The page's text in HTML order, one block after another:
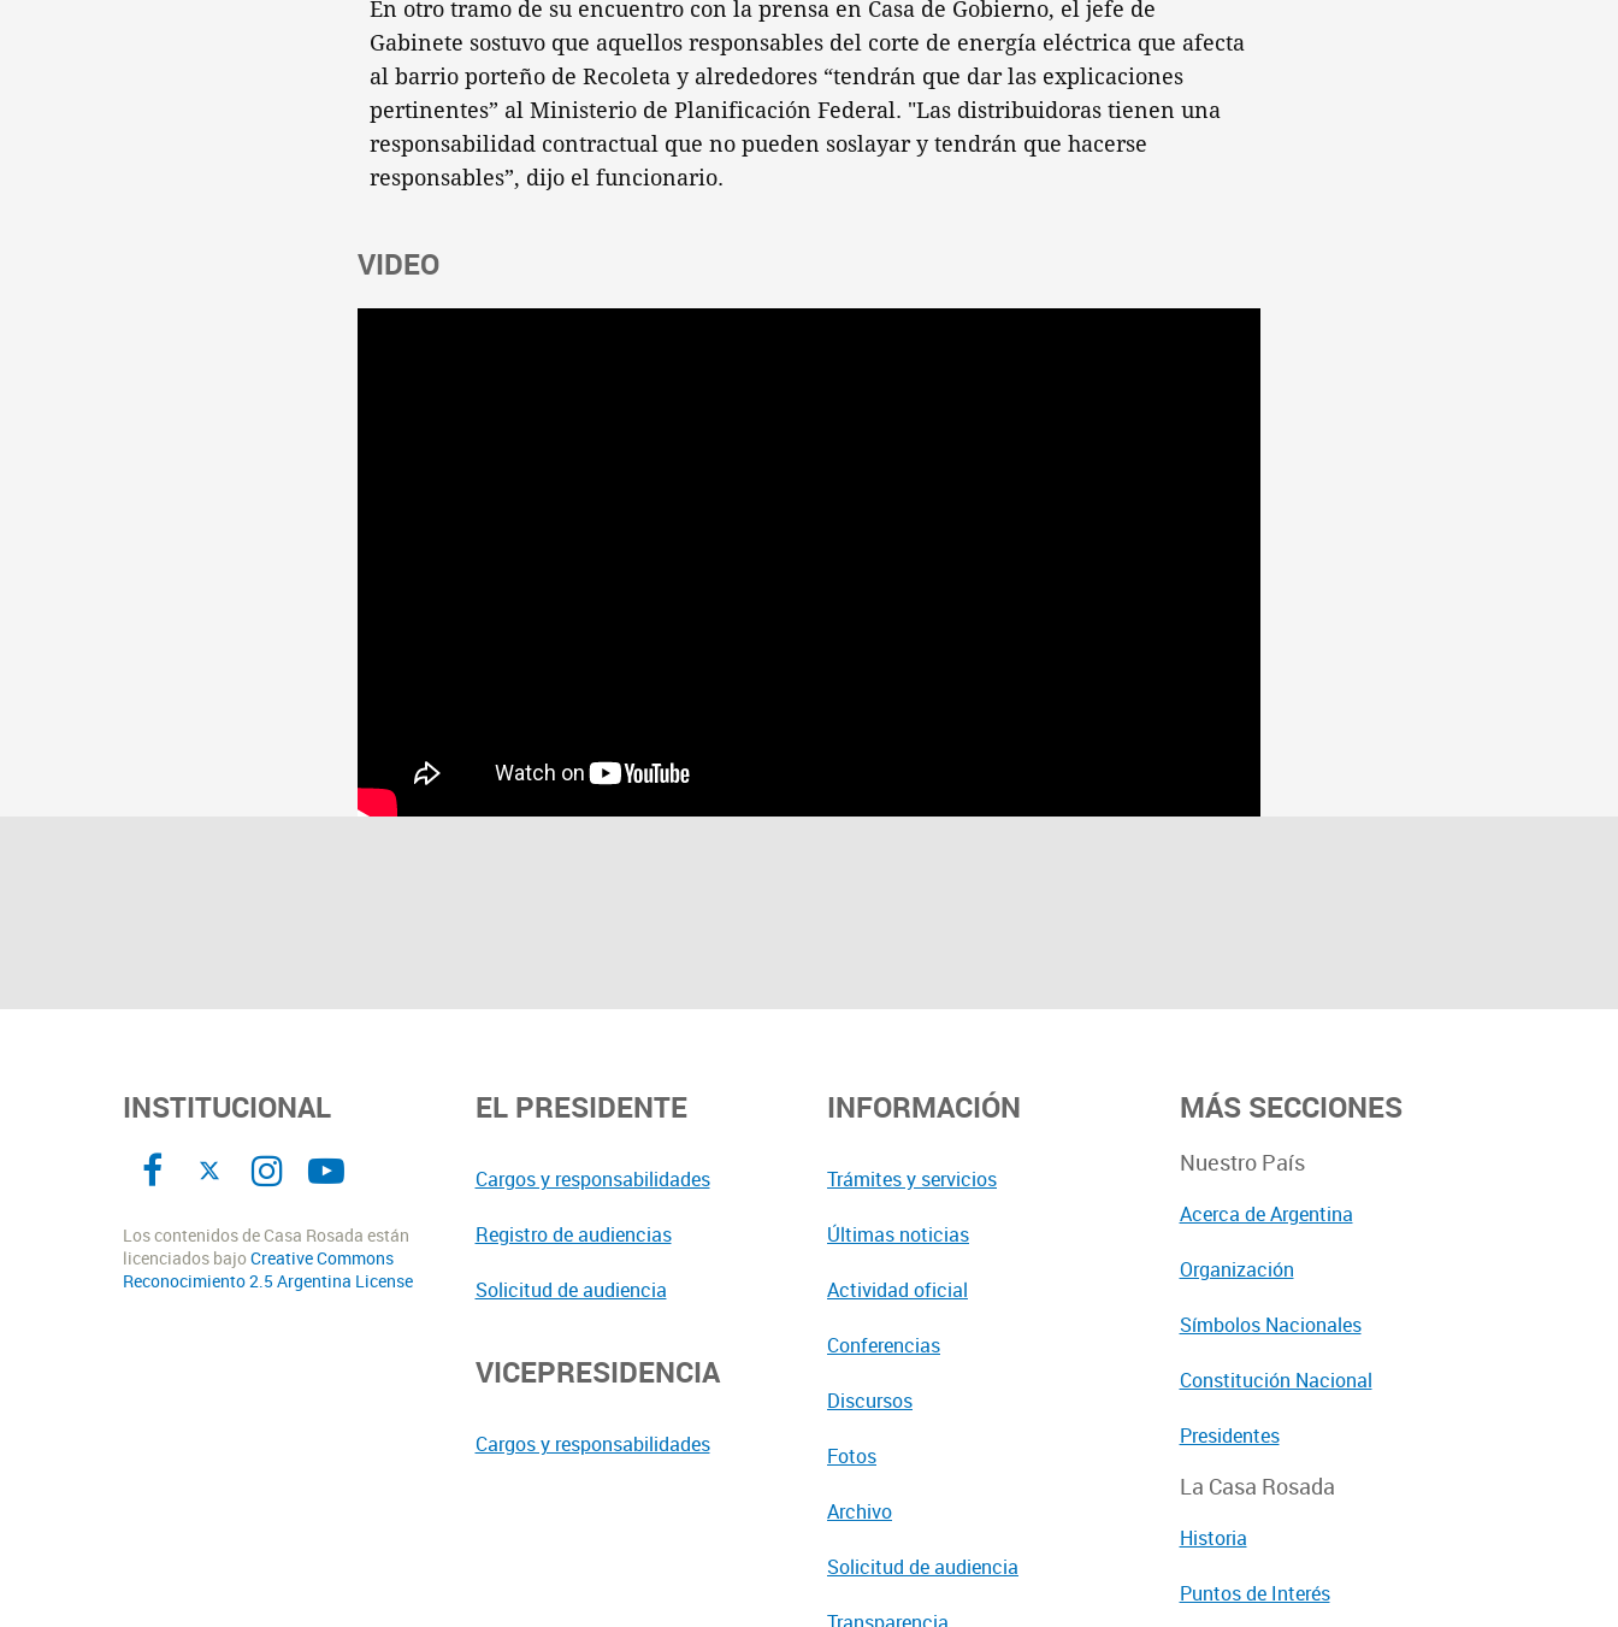
En otro tramo de su encuentro con la prensa en Casa de Gobierno, el jefe de
Gabinete sostuvo que aquellos responsables del corte de energía eléctrica que afecta
al barrio porteño de Recoleta y alrededores “tendrán que dar las explicaciones
pertinentes” al Ministerio de Planificación Federal. "Las distribuidoras tienen una
responsabilidad contractual que no pueden soslayar y tendrán que hacerse
responsables”, dijo el funcionario.
VIDEO
INSTITUCIONAL
Los contenidos de Casa Rosada están
licenciados bajoCreative Commons
Reconocimiento 2.5 Argentina License
EL PRESIDENTE
Cargos y responsabilidades
Registro de audiencias
Solicitud de audiencia
VICEPRESIDENCIA
Cargos y responsabilidades
INFORMACIÓN
Trámites y servicios
Últimas noticias
Actividad oficial
Conferencias
Discursos
Fotos
Archivo
Solicitud de audiencia
MÁS SECCIONES
Nuestro País
Acerca de Argentina
Organización
Símbolos Nacionales
Constitución Nacional
Presidentes
La Casa Rosada
Historia
Puntos de Interés